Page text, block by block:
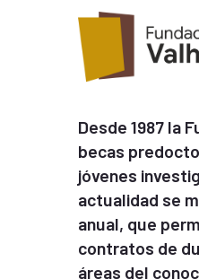
Desde 1987 la
becas
jóvenes
actualidad se
anual, que
contratos de
áreas del